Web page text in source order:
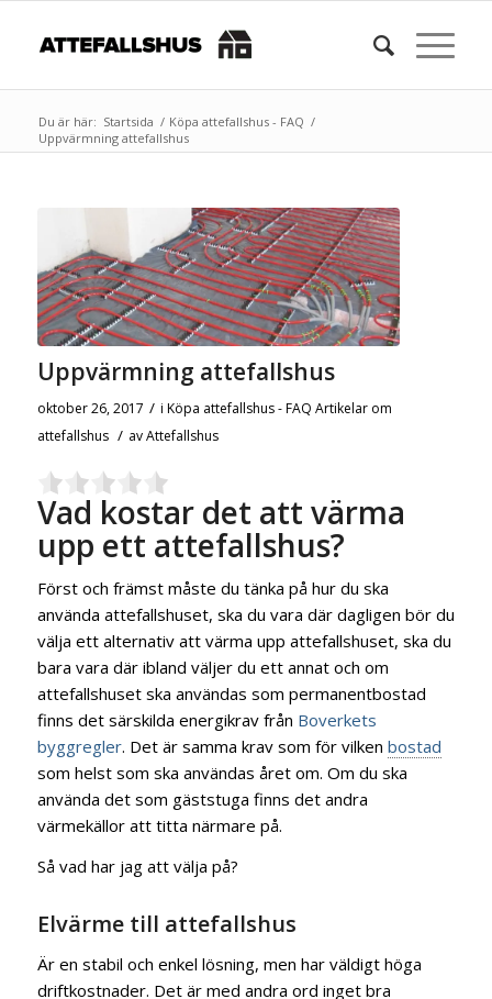
Du är här: Startsida / Köpa attefallshus - FAQ /
Uppvärmning attefallshus
Uppvärmning attefallshus
oktober 26, 2017 / i Köpa attefallshus - FAQ Artikelar om
attefallshus / avAttefallshus
Vad kostar det att värma
upp ett attefallshus?
Först och främst måste du tänka på hur du ska
använda attefallshuset, ska du vara där dagligen bör du
välja ett alternativ att värma upp attefallshuset, ska du
bara vara där ibland väljer du ett annat och om
attefallshuset ska användas som permanentbostad
finns det särskilda energikrav från Boverkets
byggregler. Det är samma krav som för vilken bostad
som helst som ska användas året om. Om du ska
använda det som gäststuga finns det andra
värmekällor att titta närmare på.
Så vad har jag att välja på?
Elvärme till attefallshus
Är en stabil och enkel lösning, men har väldigt höga
driftkostnader. Det är med andra ord inget bra